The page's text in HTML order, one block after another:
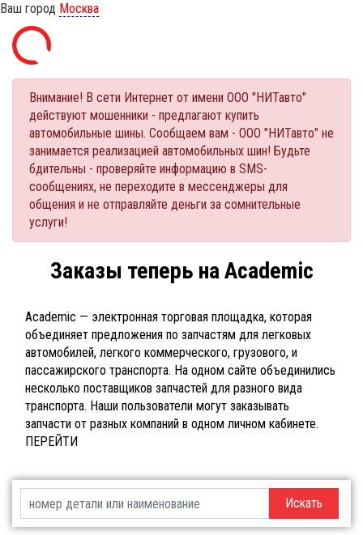
Ваш город Москва
Внимание! В сети Интернет от имени ООО "НИТавто"
действуют мошенники - предлагают купить
автомобильные шины. Сообщаем вам - ООО "НИТавто" не
занимается реализацией автомобильных шин! Будьте
бдительны - проверяйте информацию в SMS-
сообщениях, не переходите в мессенджеры для
общения и не отправляйте деньги за сомнительные
услуги!
Заказы теперь на Academic
Academic — электронная торговая площадка, которая
объединяет предложения по запчастям для легковых
автомобилей, легкого коммерческого, грузового, и
пассажирского транспорта. На одном сайте объединились
несколько поставщиков запчастей для разного вида
транспорта. Наши пользователи могут заказывать
запчасти от разных компаний в одном личном кабинете.
ПЕРЕЙТИ
Искать